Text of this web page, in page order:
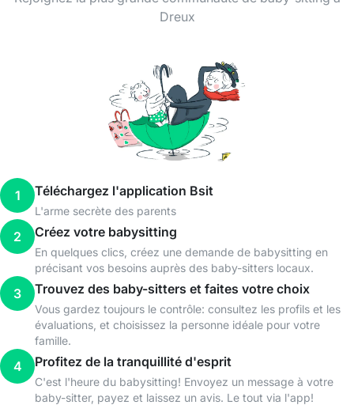
Dreux
1 Téléchargez l'application Bsit
L'arme secrète des parents
2 Créez votre babysitting
En quelques clics, créez une demande de babysitting en
précisant vos besoins auprès des baby-sitters locaux.
3 Trouvez des baby-sitters et faites votre choix
Vous gardez toujours le contrôle: consultez les profils et les
évaluations, et choisissez la personne idéale pour votre
famille.
4 Profitez de la tranquillité d'esprit
C'est l'heure du babysitting! Envoyez un message à votre
baby-sitter, payez et laissez un avis. Le tout via l'app!